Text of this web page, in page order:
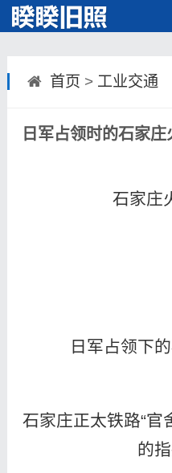
首页 > 工业交通
日军占领时的石家庄
石家庄
日军占领下
石家庄正太铁路“官
的指